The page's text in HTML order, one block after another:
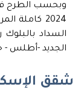
وبحسب الطرح
2024
الجديد -أطلس -
شقق